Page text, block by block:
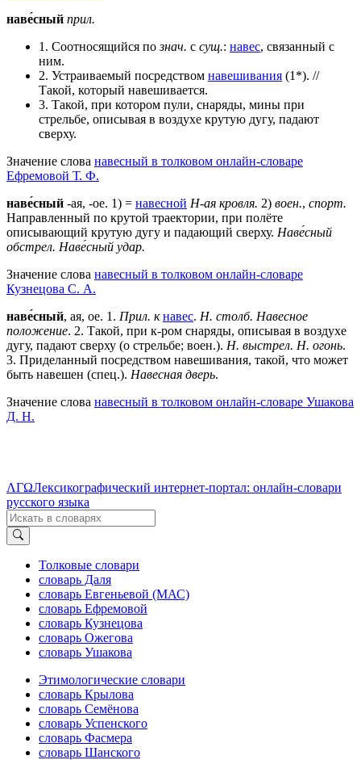
наве́сный прил.
1. Соотносящийся познач. с сущ.: навес, связанный с
ним.
2. Устраиваемый посредством навешивания (1*). //
Такой, который навешивается.
3. Такой, при котором пули, снаряды, мины при
стрельбе, описывая в воздухе крутую дугу, падают
сверху.
Значение слова навесный в толковом онлайн-словаре
Ефремовой Т. Ф.
наве́сный -ая, -ое. 1) = навесной Н-ая кровля. 2) воен., спорт.
Направленный по крутой траектории, при полёте
описывающий крутую дугу и падающий сверху. Наве́сный
обстрел. Наве́сный удар.
Значение слова навесный в толковом онлайн-словаре
Кузнецова С. А.
наве́сный, ая, ое. 1 . Прил. к навес. Н. столб. Навесное
положение. 2. Такой, при к-ром снаряды, описывая в воздухе
дугу, падают сверху (о стрельбе; воен.). Н. выстрел. Н. огонь.
3. Приделанный посредством навешивания, такой, что может
быть навешен (спец.). Навесная дверь.
Значение слова навесный в толковом онлайн-словаре Ушакова
Д. Н.
ΛΓΩЛексикографический интернет-портал: онлайн-словари
русского языка
Толковые словари
словарь Даля
словарь Евгеньевой (МАС)
словарь Ефремовой
словарь Кузнецова
словарь Ожегова
словарь Ушакова
Этимологические словари
словарь Крылова
словарь Семёнова
словарь Успенского
словарь Фасмера
словарь Шанского